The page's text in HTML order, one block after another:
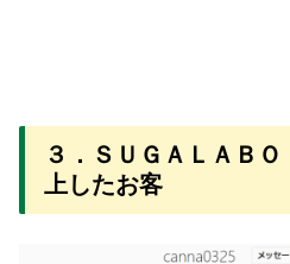
３．ＳＵＧＡＬＡＢ
上したお客